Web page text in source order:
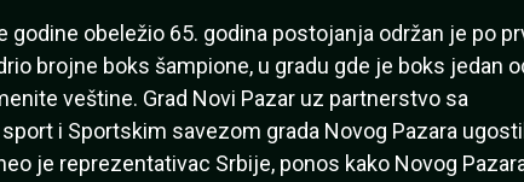
godine obeležio 65. godina postojanja održan je po
brojne boks šampione, u gradu gde je boks jedan
veštine. Grad Novi Pazar uz partnerstvo sa
i Sportskim savezom grada Novog Pazara
je reprezentativac Srbije, ponos kako Novog